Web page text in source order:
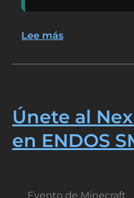
Lee más
del
Únete al
en ENDOS
Evento de Minecraft